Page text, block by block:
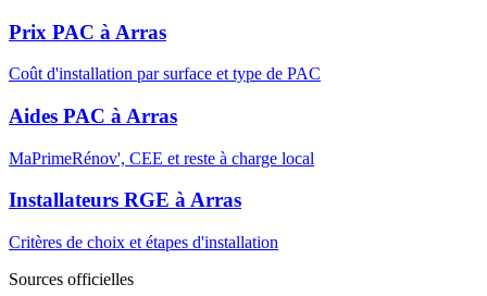
Prix PAC à Arras
Coût d'installation par surface et type de PAC
Aides PAC à Arras
MaPrimeRénov', CEE et reste à charge local
Installateurs RGE à Arras
Critères de choix et étapes d'installation
Sources officielles